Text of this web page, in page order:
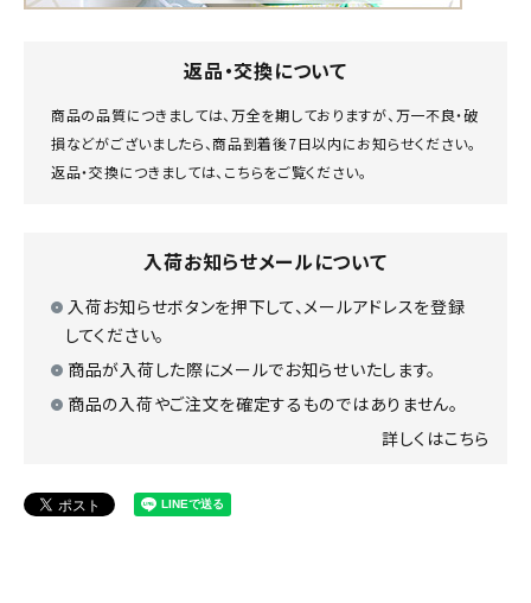
返品・交換について
商品の品質につきましては、万全を期しておりますが、万一不良・破
損などがございましたら、商品到着後7日以内にお知らせください。
返品・交換につきましては、 こちらをご覧ください。
入荷お知らせメールについて
入荷お知らせボタンを押下して、メールアドレスを登録
してください。
商品が入荷した際にメールでお知らせいたします。
商品の入荷やご注文を確定するものではありません。
詳しくはこちら